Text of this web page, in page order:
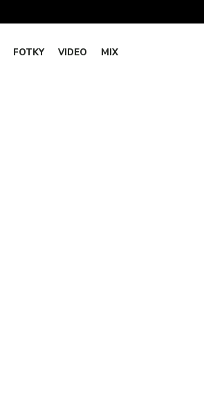
FOTKY VIDEO MIX